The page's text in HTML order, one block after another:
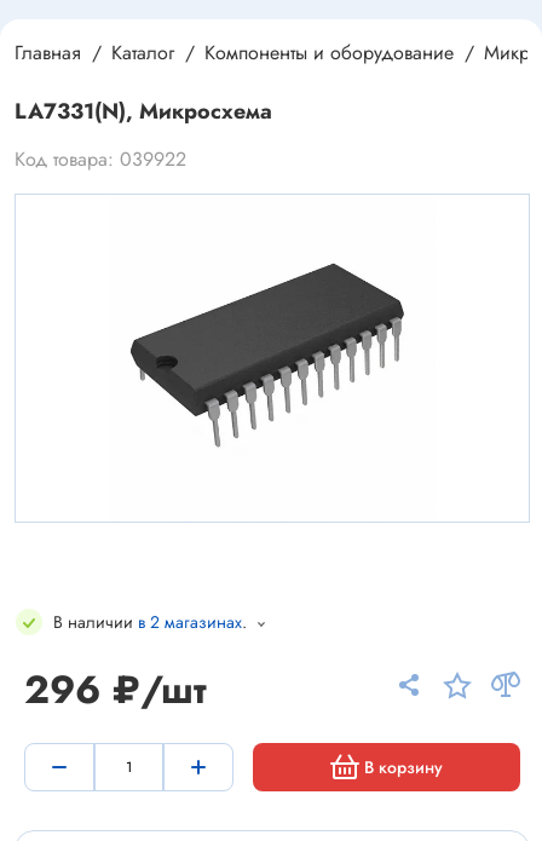
Главная Каталог Компоненты и оборудование
LA7331(N), Микросхема
Код товара: 039922
В наличии в 2 магазинах.
296 ₽/шт
В корзину